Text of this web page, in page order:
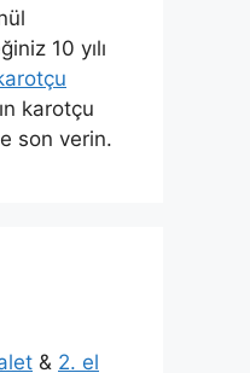
10 yılı
karotçu
son verin.
& 2. el